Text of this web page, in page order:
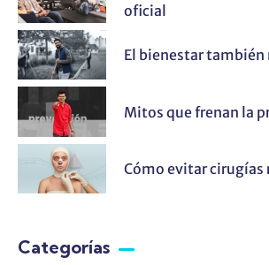
oficial
El bienestar también
Mitos que frenan la
Cómo evitar cirugías
Categorías